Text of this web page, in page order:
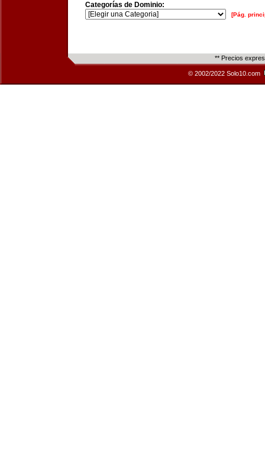
Categorías de Dominio:
[Pág.
** Precios
© 2002/2022 Solo10.com